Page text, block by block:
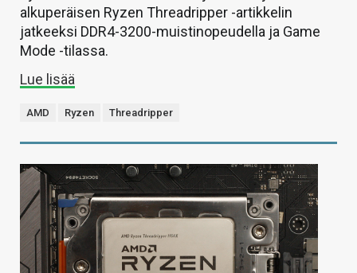
alkuperäisen Ryzen Threadripper -artikkelin
jatkeeksi DDR4-3200-muistinopeudella ja Game
Mode -tilassa.
Lue lisää
AMD Ryzen Threadripper